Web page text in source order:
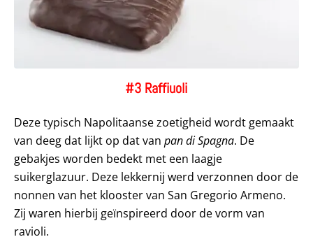
#3 Raffiuoli
Deze typisch Napolitaanse zoetigheid wordt gemaakt
van deeg dat lijkt op dat van pan di Spagna. De
gebakjes worden bedekt met een laagje
suikerglazuur. Deze lekkernij werd verzonnen door de
nonnen van het klooster van San Gregorio Armeno.
Zij waren hierbij geïnspireerd door de vorm van
ravioli.